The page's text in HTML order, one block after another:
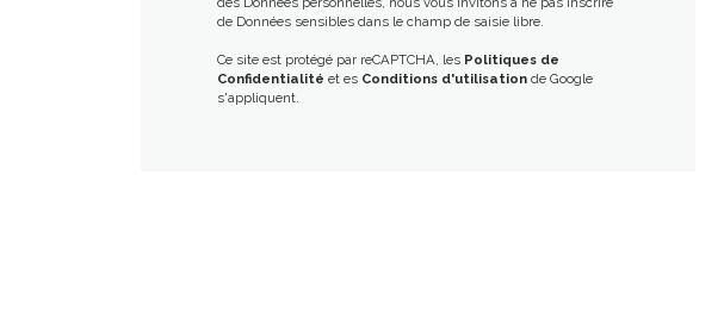
de Données sensibles dans le champ de saisie libre.
Ce site est protégé par reCAPTCHA, les Politiques de
Confidentialité et es Conditions d'utilisationde Google
s'appliquent.